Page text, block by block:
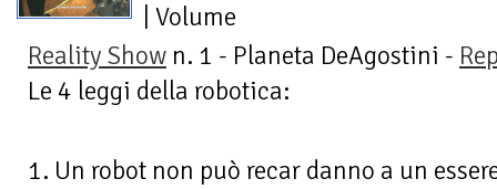
| Volume
Reality Show n. 1 - Planeta DeAgostini -
Le 4 leggi della robotica:
1. Un robot non può recar danno a un